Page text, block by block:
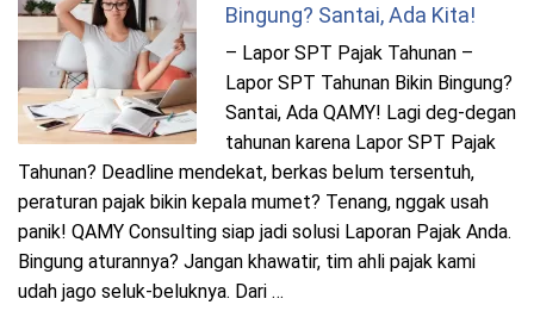
Bingung? Santai, Ada Kita!
– Lapor SPT Pajak Tahunan –
Lapor SPT Tahunan Bikin Bingung?
Santai, Ada QAMY! Lagi deg-degan
tahunan karena Lapor SPT Pajak
Tahunan? Deadline mendekat, berkas belum tersentuh,
peraturan pajak bikin kepala mumet? Tenang, nggak usah
panik! QAMY Consulting siap jadi solusi Laporan Pajak Anda.
Bingung aturannya? Jangan khawatir, tim ahli pajak kami
udah jago seluk-beluknya. Dari …